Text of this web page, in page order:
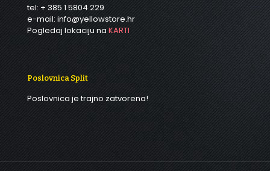
tel: + 385 1 5804 229
e-mail: info@yellowstore.hr
Pogledaj lokaciju na KARTI
Poslovnica Split
Poslovnica je trajno zatvorena!